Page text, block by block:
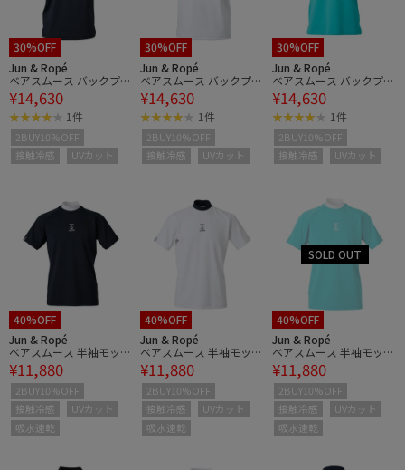
30%OFF
Jun & Ropé
ベアスムース バックプリ
ントポロシャツ/UVカッ
ト・接触冷感・吸水・防
透
¥14,630
1件
2BUY10%OFF
接触冷感
UVカット
30%OFF
Jun & Ropé
ベアスムース バックプリ
ントポロシャツ/UVカッ
ト・接触冷感・吸水・防
透
¥14,630
1件
2BUY10%OFF
接触冷感
UVカット
30%OFF
Jun & Ropé
ベアスムース バックプリ
ントポロシャツ/UVカッ
ト・接触冷感・吸水・防
透
¥14,630
1件
2BUY10%OFF
接触冷感
UVカット
40%OFF
Jun & Ropé
ベアスムース 半袖モック
シャツ/UV・吸水・冷感
¥11,880
2BUY10%OFF
接触冷感
UVカット
吸水速乾
40%OFF
Jun & Ropé
ベアスムース 半袖モック
シャツ/UV・吸水・冷感
¥11,880
2BUY10%OFF
接触冷感
UVカット
吸水速乾
40%OFF
Jun & Ropé
ベアスムース 半袖モック
シャツ/UV・吸水・冷感
¥11,880
2BUY10%OFF
接触冷感
UVカット
吸水速乾